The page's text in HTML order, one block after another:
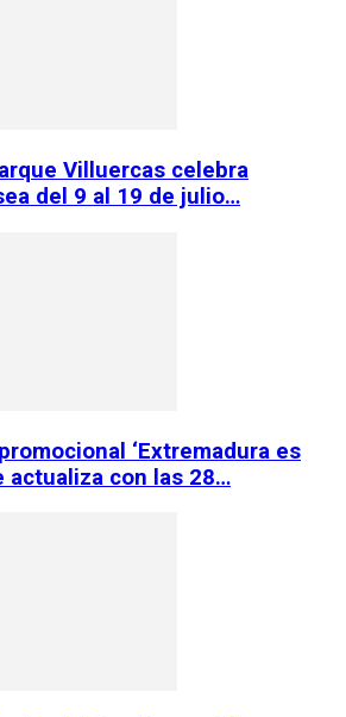
Villuercas celebra
del 9 al 19 de julio…
‘Extremadura es
actualiza con las 28…